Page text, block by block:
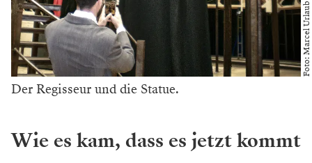
Foto: Marcel Urlaub
Der Regisseur und die Statue.
Wie es kam, dass es jetzt kommt